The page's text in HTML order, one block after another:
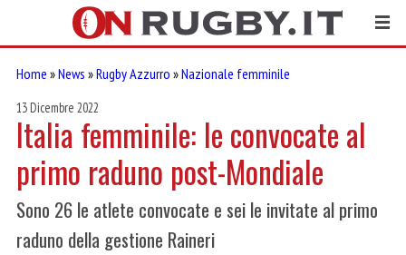
Home »News »Rugby Azzurro »Nazionale femminile
13 Dicembre 2022
Italia femminile: le convocate al
primo raduno post-Mondiale
Sono 26 le atlete convocate e sei le invitate al primo
raduno della gestione Raineri